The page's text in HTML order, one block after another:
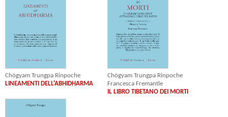
Chögyam Trungpa Rinpoche
LINEAMENTI DELL'ABHIDHARMA
Chögyam Trungpa Rinpoche
Francesca Fremantle
IL LIBRO TIBETANO DEI MORTI